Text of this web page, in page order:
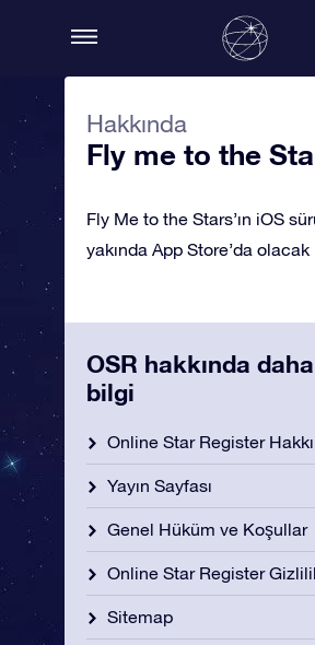
Hakkında
Fly me to the
Fly Me to the Stars’ın iOS
yakında App Store’da olacak
OSR hakkında
bilgi
Online Star Register
Yayın Sayfası
Genel Hüküm ve Koşullar
Online Star Register
Sitemap